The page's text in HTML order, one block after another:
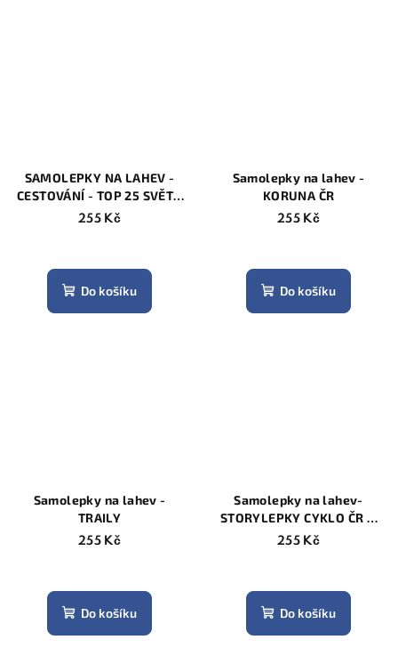
SAMOLEPKY NA LAHEV -
CESTOVÁNÍ - TOP 25 SVĚT -
PASTEL
255 Kč
Do košíku
Samolepky na lahev -
KORUNA ČR
255 Kč
Do košíku
Samolepky na lahev -
TRAILY
255 Kč
Do košíku
Samolepky na lahev-
STORYLEPKY CYKLO ČR &
oblíbené destinace
255 Kč
Do košíku